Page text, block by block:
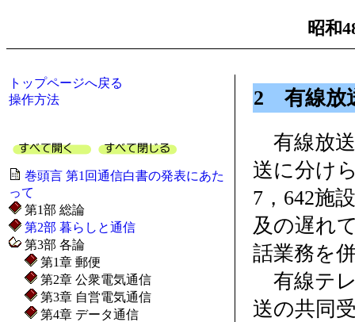
昭和
トップページへ戻る
操作方法
巻頭言 第1回通信白書の発表にあた
って
第1部 総論
第2部 暮らしと通信
第3部 各論
第1章 郵便
第2章 公衆電気通信
第3章 自営電気通信
第4章 データ通信
2 有線放
有線放
送に分け
7，642施
及の遅れ
話業務を
有線テ
送の共同